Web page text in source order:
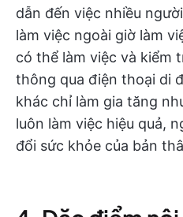
dẫn đến việc nhiều
làm việc ngoài giờ làm
có thể làm việc và kiểm
thông qua điện thoại di
khác chỉ làm gia tăng
luôn làm việc hiệu quả,
đổi sức khỏe của bản